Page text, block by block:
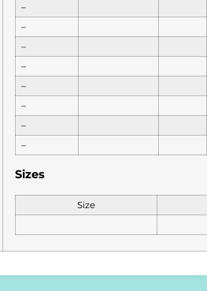
–
–
–
–
–
–
–
–
Sizes
Size